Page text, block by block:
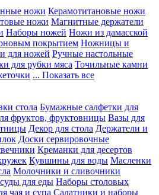
ножи Керамотитановые ножи
ножи Магнитные держатели
Наборы ножей Ножи из дамасской
покрытием Ножницы и
для ножей Ручные настольные
для рубки мяса Точильные камни
... Показать все
стола Бумажные салфетки для
фруктов, фруктовницы Вазы для
Декор для стола Держатели и
Доски сервировочные
Креманки для десертов
Кувшины для воды Масленки
Молочники и сливочники
для еды Наборы столовых
чая и супа Салатники и наборы